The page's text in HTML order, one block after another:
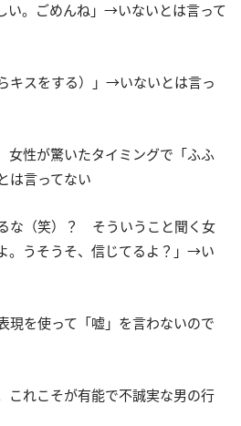
い。ごめんね」→いないとは言って
キスをする）」→いないとは言っ
女性が驚いたタイミングで「ふふ
は言ってない
な（笑）？ そういうこと聞く女
。うそうそ、信じてるよ？」→い
現を使って「嘘」を言わないので
これこそが有能で不誠実な男の行